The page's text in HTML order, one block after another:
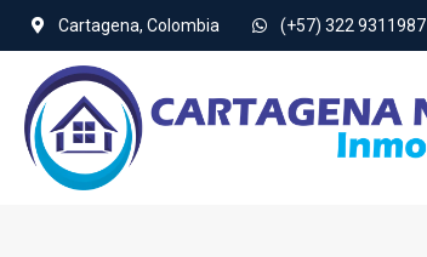
Cartagena, Colombia (+57) 322 9311987